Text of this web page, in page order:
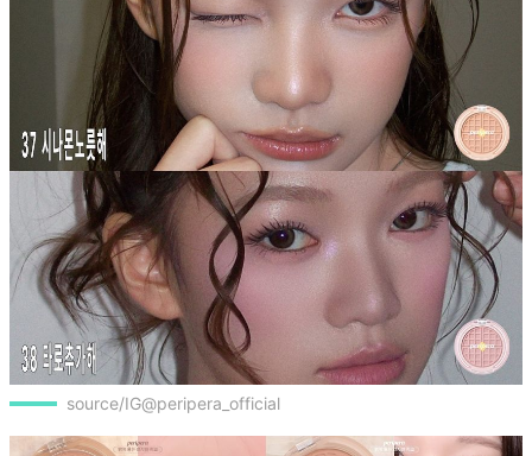
source/IG@peripera_official